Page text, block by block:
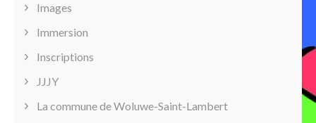
Images
Immersion
Inscriptions
JJJY
La commune de Woluwe-Saint-Lambert